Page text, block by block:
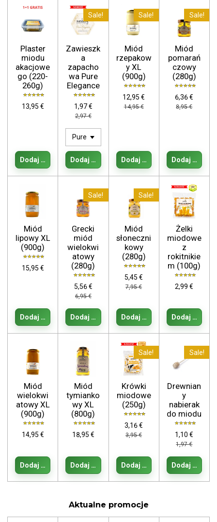
Plaster
miodu
akacjowe
go (220-
260g)
13,95 €
Dodaj do koszyka
Sale!
Zawieszk
a
zapacho
wa Pure
Elegance
1,97 €
2,97 €
Dodaj do koszyka
Sale!
Miód
rzepakow
y XL
(900g)
12,95 €
14,95 €
Dodaj do koszyka
Sale!
Miód
pomarań
czowy
(280g)
6,36 €
8,95 €
Dodaj do
Miód
lipowy XL
(900g)
15,95 €
Dodaj do koszyka
Sale!
Grecki
miód
wielokwi
atowy
(280g)
5,56 €
6,95 €
Dodaj do koszyka
Sale!
Miód
słoneczni
kowy
(280g)
5,45 €
7,95 €
Dodaj do koszyka
Żelki
miodowe
z
rokitnikie
m (100g)
2,99 €
Dodaj do
Miód
wielokwi
atowy XL
(900g)
14,95 €
Dodaj do koszyka
Miód
tymianko
wy XL
(800g)
18,95 €
Dodaj do koszyka
Sale!
Krówki
miodowe
(250g)
3,16 €
3,95 €
Dodaj do koszyka
Sale!
Drewnian
y
nabierak
do miodu
1,10 €
1,97 €
Dodaj do
Aktualne promocje